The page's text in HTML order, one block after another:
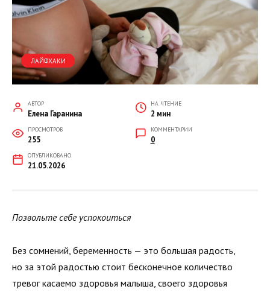
ЛАЙФХАКИ
АВТОР
Елена Гаранина
НА ЧТЕНИЕ
2 мин
ПРОСМОТРОВ
255
КОММЕНТАРИИ
0
ОПУБЛИКОВАНО
21.05.2026
Позвольте себе успокоиться
Без сомнений, беременность — это большая радость,
но за этой радостью стоит бесконечное количество
тревог касаемо здоровья малыша, своего здоровья